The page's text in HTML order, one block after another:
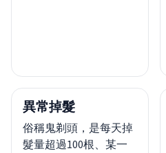
異常掉髮
俗稱鬼剃頭，是每天掉
髮量超過100根、某一